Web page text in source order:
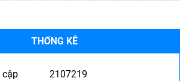
THỐNG KÊ
cập
2107219